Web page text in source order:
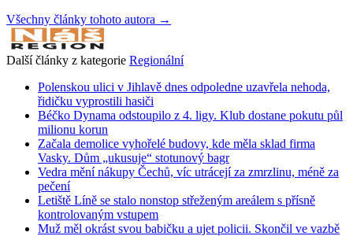
Všechny články tohoto autora →
Další články z kategorie Regionální
Polenskou ulici v Jihlavě dnes odpoledne uzavřela nehoda,
řidičku vyprostili hasiči
Béčko Dynama odstoupilo z 4. ligy. Klub dostane pokutu půl
milionu korun
Začala demolice vyhořelé budovy, kde měla sklad firma
Vasky. Dům „ukusuje“ stotunový bagr
Vedra mění nákupy Čechů, víc utrácejí za zmrzlinu, méně za
pečení
Letiště Líně se stalo nonstop střeženým areálem s přísně
kontrolovaným vstupem
Muž měl okrást svou babičku a ujet policii. Skončil ve vazbě